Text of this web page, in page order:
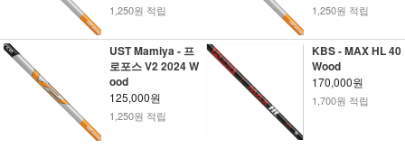
1,250원 적립 1,250원 적립
UST Mamiya - 프
로포스 V2 2024 W
ood
125,000원
1,250원 적립
KBS - MAX HL 40
Wood
170,000원
1,700원 적립